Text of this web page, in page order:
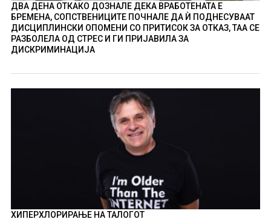
ДВА ДЕНА ОТКАКО ДОЗНАЛЕ ДЕКА ВРАБОТЕНАТА Е
БРЕМЕНА, СОПСТВЕНИЦИТЕ ПОЧНАЛЕ ДА Ѝ ПОДНЕСУВААТ
ДИСЦИПЛИНСКИ ОПОМЕНИ СО ПРИТИСОК ЗА ОТКАЗ, ТАА СЕ
РАЗБОЛЕЛА ОД СТРЕС И ГИ ПРИЈАВИЛА ЗА
ДИСКРИМИНАЦИЈА
ХИПЕРХЛОРИРАЊЕ НА ТАЛОГОТ